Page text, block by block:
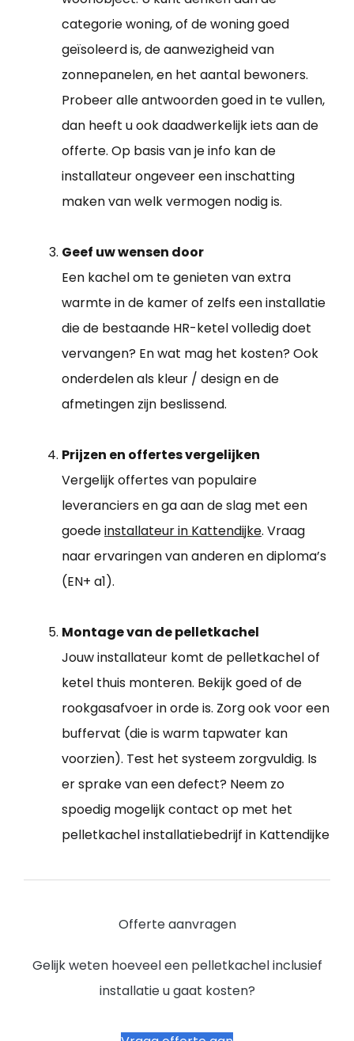
categorie woning, of de woning goed
geïsoleerd is, de aanwezigheid van
zonnepanelen, en het aantal bewoners.
Probeer alle antwoorden goed in te vullen,
dan heeft u ook daadwerkelijk iets aan de
offerte. Op basis van je info kan de
installateur ongeveer een inschatting
maken van welk vermogen nodig is.
Geef uw wensen door
Een kachel om te genieten van extra
warmte in de kamer of zelfs een installatie
die de bestaande HR-ketel volledig doet
vervangen? En wat mag het kosten? Ook
onderdelen als kleur / design en de
afmetingen zijn beslissend.
Prijzen en offertes vergelijken
Vergelijk offertes van populaire
leveranciers en ga aan de slag met een
goedeinstallateur in Kattendijke. Vraag
naar ervaringen van anderen en diploma’s
(EN+ a1).
Montage van de pelletkachel
Jouw installateur komt de pelletkachel of
ketel thuis monteren. Bekijk goed of de
rookgasafvoer in orde is. Zorg ook voor een
buffervat (die is warm tapwater kan
voorzien). Test het systeem zorgvuldig. Is
er sprake van een defect? Neem zo
spoedig mogelijk contact op met het
pelletkachel installatiebedrijf in Kattendijke
Offerte aanvragen
Gelijk weten hoeveel een pelletkachel inclusief
installatie u gaat kosten?